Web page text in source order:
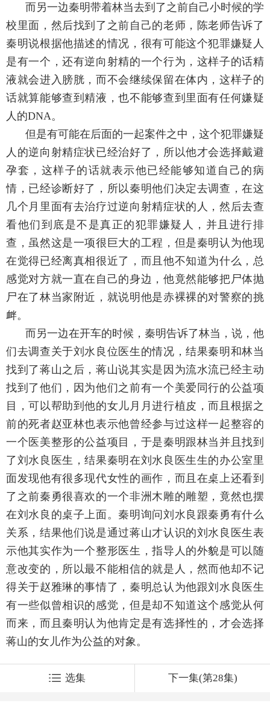
而另一边秦明带着林当去到了之前自己小时候的学
校里面，然后找到了之前自己的老师，陈老师告诉了
秦明说根据他描述的情况，很有可能这个犯罪嫌疑人
是有一个，还有逆向射精的一个行为，这样子的话精
液就会进入膀胱，而不会继续保留在体内，这样子的
话就算能够查到精液，也不能够查到里面有任何嫌疑
人的DNA。
但是有可能在后面的一起案件之中，这个犯罪嫌疑
人的逆向射精症状已经治好了，所以他才会选择戴避
孕套，这样子的话就表示他已经能够知道自己的病
情，已经诊断好了，所以秦明他们决定去调查，在这
几个月里面有去治疗过逆向射精症状的人，然后去查
看他们到底是不是真正的犯罪嫌疑人，并且进行排
查，虽然这是一项很巨大的工程，但是秦明认为他现
在觉得已经离真相很近了，而且他不知道为什么，总
感觉对方就一直在自己的身边，他竟然能够把尸体抛
尸在了林当家附近，就说明他是赤裸裸的对警察的挑
衅。
而另一边在开车的时候，秦明告诉了林当，说，他
们去调查关于刘水良位医生的情况，结果秦明和林当
找到了蒋山之后，蒋山说其实是因为流水流已经主动
找到了他们，因为他们之前有一个美爱同行的公益项
目，可以帮助到他的女儿月月进行植皮，而且根据之
前的死者赵亚林也表示他曾经参与过这样一起整容的
一个医美整形的公益项目，于是秦明跟林当并且找到
了刘水良医生，结果秦明在刘水良医生生的办公室里
面发现他有很多现代女性的画作，而且在桌上还看到
了之前秦勇很喜欢的一个非洲木雕的雕塑，竟然也摆
在刘水良的桌子上面。秦明询问刘水良跟秦勇有什么
关系，结果他们说是通过蒋山才认识的刘水良医生表
示他其实作为一个整形医生，指导人的外貌是可以随
意改变的，所以最不能相信的就是人，然而他却不记
得关于赵雅琳的事情了，秦明总认为他跟刘水良医生
有一些似曾相识的感觉，但是却不知道这个感觉从何
而来，而且秦明认为他肯定是有选择性的，才会选择
蒋山的女儿作为公益的对象。
选集 下一集(第28集)